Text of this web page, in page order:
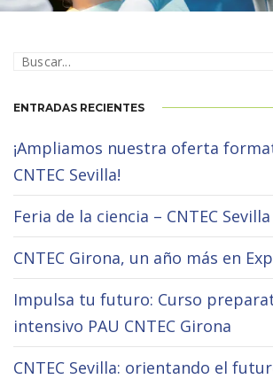
ENTRADAS RECIENTES
¡Ampliamos nuestra oferta
CNTEC Sevilla!
Feria de la ciencia – CNTEC Sevilla
CNTEC Girona, un año más en
Impulsa tu futuro: Curso
intensivo PAU CNTEC Girona
CNTEC Sevilla: orientando el